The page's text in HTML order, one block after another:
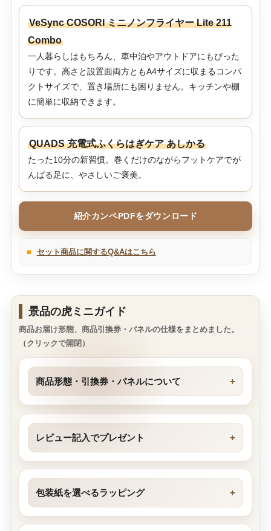
VeSync COSORI ミニノンフライヤー Lite 211
Combo
一人暮らしはもちろん、車中泊やアウトドアにもぴった
りです。高さと設置面両方ともA4サイズに収まるコンパ
クトサイズで、置き場所にも困りません。キッチンや棚
に簡単に収納できます。
QUADS 充電式ふくらはぎケア あしかる
たった10分の新習慣。巻くだけのながらフットケアでが
んばる足に、やさしいご褒美。
紹介カンペPDFをダウンロード
■ セット商品に関するQ&Aはこちら
景品の虎ミニガイド
商品お届け形態、商品引換券・パネルの仕様をまとめました。
（クリックで開閉）
商品形態・引換券・パネルについて
レビュー記入でプレゼント
包装紙を選べるラッピング